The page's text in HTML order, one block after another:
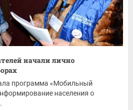
начали лично
программа «Мобильный
населения о